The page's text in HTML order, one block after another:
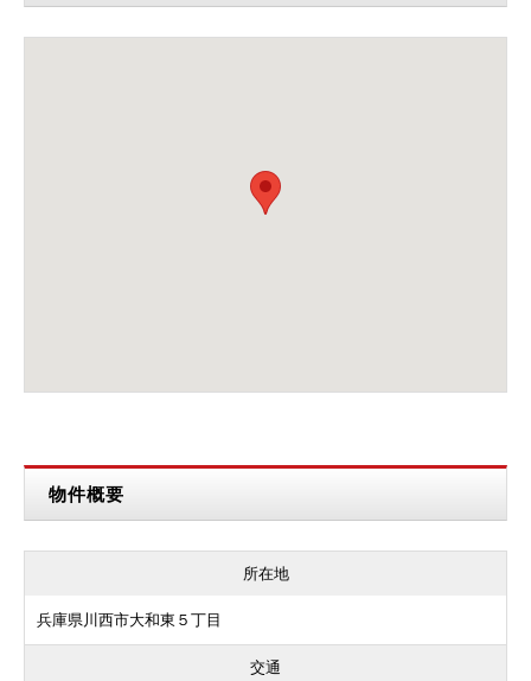
物件概要
所在地
兵庫県川西市大和東５丁目
交通